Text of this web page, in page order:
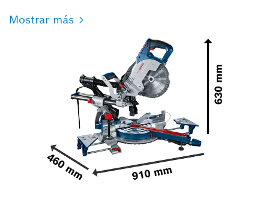
Mostrar más